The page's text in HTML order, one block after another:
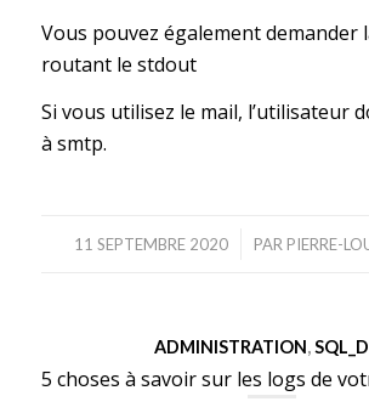
Vous pouvez également demander
routant le stdout
Si vous utilisez le mail, l’utilisateur
à smtp.
11 SEPTEMBRE 2020
/ PAR PIERRE-
ADMINISTRATION,
5 choses à savoir sur les logs de